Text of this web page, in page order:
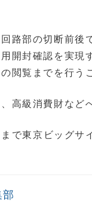
路部の切断前
開封確認を実
閲覧までを行う
高級消費財など
で東京ビッグ